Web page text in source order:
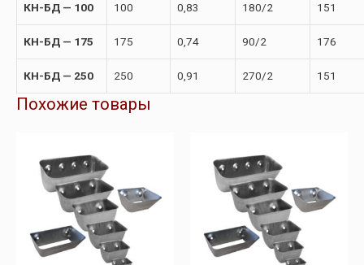
КН-БД — 100 100 0,83 180/2 151
КН-БД — 175 175 0,74 90/2 176
КН-БД — 250 250 0,91 270/2 151
Похожие товары